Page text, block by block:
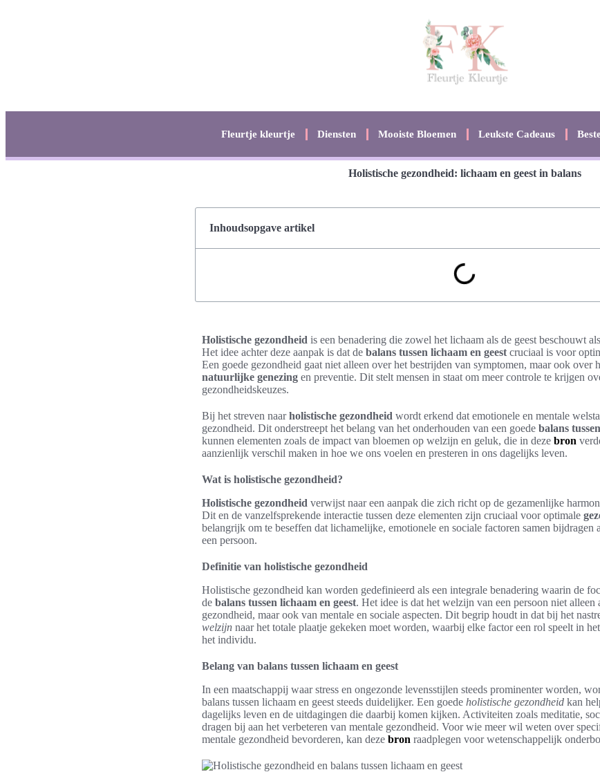
Fleurtje kleurtje Diensten Mooiste Bloemen Leukste Cadeaus
Holistische gezondheid: lichaam en geest in balans
Inhoudsopgave artikel
Holistische gezondheid is een benadering die zowel het lichaam als de geest beschouwt
Het idee achter deze aanpak is dat de balans tussen lichaam en geest cruciaal is voor
Een goede gezondheid gaat niet alleen over het bestrijden van symptomen, maar ook over
natuurlijke genezing en preventie. Dit stelt mensen in staat om meer controle te krijgen
gezondheidskeuzes.
Bij het streven naarholistische gezondheid wordt erkend dat emotionele en mentale
gezondheid. Dit onderstreept het belang van het onderhouden van een goede balans
kunnen elementen zoals de impact van bloemen op welzijn en geluk, die in deze bron
aanzienlijk verschil maken in hoe we ons voelen en presteren in ons dagelijks leven.
Wat is holistische gezondheid?
Holistische gezondheid verwijst naar een aanpak die zich richt op de gezamenlijke
Dit en de vanzelfsprekende interactie tussen deze elementen zijn cruciaal voor optimale
belangrijk om te beseffen dat lichamelijke, emotionele en sociale factoren samen
een persoon.
Definitie van holistische gezondheid
Holistische gezondheid kan worden gedefinieerd als een integrale benadering waarin de
de balans tussen lichaam en geest. Het idee is dat het welzijn van een persoon niet alleen
gezondheid, maar ook van mentale en sociale aspecten. Dit begrip houdt in dat bij het
welzijn naar het totale plaatje gekeken moet worden, waarbij elke factor een rol speelt in
het individu.
Belang van balans tussen lichaam en geest
In een maatschappij waar stress en ongezonde levensstijlen steeds prominenter worden,
balans tussen lichaam en geest steeds duidelijker. Een goede holistische gezondheid kan
dagelijks leven en de uitdagingen die daarbij komen kijken. Activiteiten zoals meditatie,
dragen bij aan het verbeteren van mentale gezondheid. Voor wie meer wil weten over
mentale gezondheid bevorderen, kan deze bron raadplegen voor wetenschappelijk